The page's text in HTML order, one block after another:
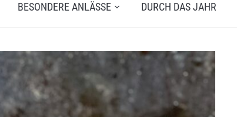
BESONDERE ANLÄSSE DURCH DAS JAHR